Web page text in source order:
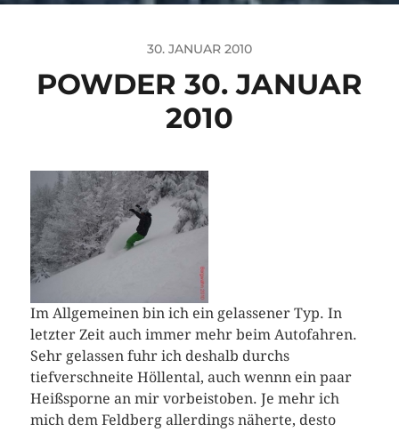
30. JANUAR 2010
POWDER 30. JANUAR
2010
Im Allgemeinen bin ich ein gelassener Typ. In
letzter Zeit auch immer mehr beim Autofahren.
Sehr gelassen fuhr ich deshalb durchs
tiefverschneite Höllental, auch wennn ein paar
Heißsporne an mir vorbeistoben. Je mehr ich
mich dem Feldberg allerdings näherte, desto